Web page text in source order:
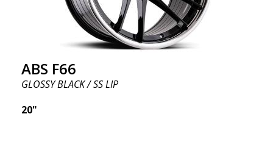
ABS F66
GLOSSY BLACK / SS LIP
20"